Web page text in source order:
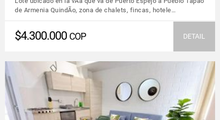
de Armenia QuindÃ­o, zona de chalets, fincas, hotele…
$4.300.000 COP DETAIL